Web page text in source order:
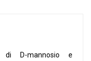
di D-mannosio e